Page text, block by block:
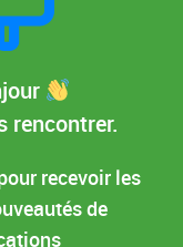
rencontrer.
recevoir les
de